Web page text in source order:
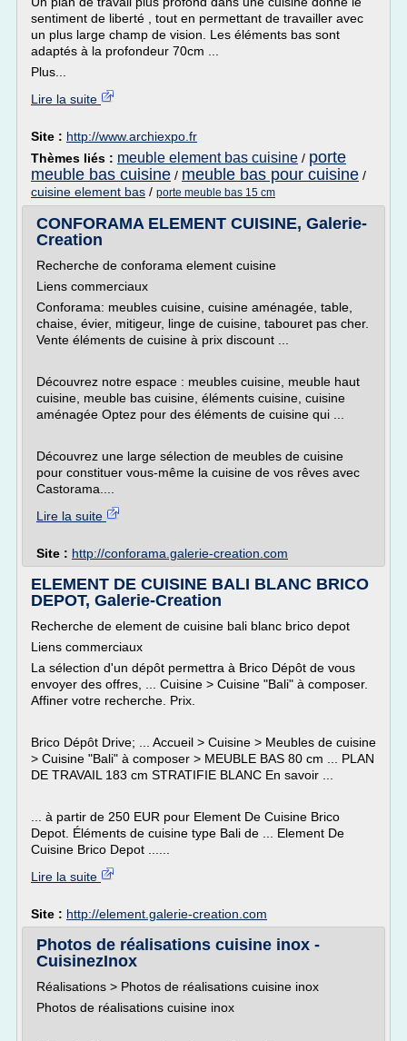
sentiment de liberté , tout en permettant de travailler avec
un plus large champ de vision. Les éléments bas sont
adaptés à la profondeur 70cm ...
Plus...
Lire la suite
Site : http://www.archiexpo.fr
Thèmes liés : meuble element bas cuisine / porte
meuble bas cuisine / meuble bas pour cuisine /
cuisine element bas / porte meuble bas 15 cm
CONFORAMA ELEMENT CUISINE, Galerie-
Creation
Recherche de conforama element cuisine
Liens commerciaux
Conforama: meubles cuisine, cuisine aménagée, table,
chaise, évier, mitigeur, linge de cuisine, tabouret pas cher.
Vente éléments de cuisine à prix discount ...
Découvrez notre espace : meubles cuisine, meuble haut
cuisine, meuble bas cuisine, éléments cuisine, cuisine
aménagée Optez pour des éléments de cuisine qui ...
Découvrez une large sélection de meubles de cuisine
pour constituer vous-même la cuisine de vos rêves avec
Castorama....
Lire la suite
Site : http://conforama.galerie-creation.com
ELEMENT DE CUISINE BALI BLANC BRICO
DEPOT, Galerie-Creation
Recherche de element de cuisine bali blanc brico depot
Liens commerciaux
La sélection d'un dépôt permettra à Brico Dépôt de vous
envoyer des offres, ... Cuisine > Cuisine "Bali" à composer.
Affiner votre recherche. Prix.
Brico Dépôt Drive; ... Accueil > Cuisine > Meubles de cuisine
> Cuisine "Bali" à composer > MEUBLE BAS 80 cm ... PLAN
DE TRAVAIL 183 cm STRATIFIE BLANC En savoir ...
... à partir de 250 EUR pour Element De Cuisine Brico
Depot. Éléments de cuisine type Bali de ... Element De
Cuisine Brico Depot ......
Lire la suite
Site : http://element.galerie-creation.com
Photos de réalisations cuisine inox -
CuisinezInox
Réalisations > Photos de réalisations cuisine inox
Photos de réalisations cuisine inox